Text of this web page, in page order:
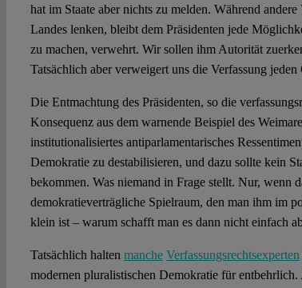
hat im Staate aber nichts zu melden. Während
Landes lenken, bleibt dem Präsidenten jede
zu machen, verwehrt. Wir sollen ihm Autorität
Tatsächlich aber verweigert uns die Verfassung jeden
Die Entmachtung des Präsidenten, so die
Konsequenz aus dem warnende Beispiel des
institutionalisiertes antiparlamentarisches
Demokratie zu destabilisieren, und dazu sollte kein
bekommen. Was niemand in Frage stellt. Nur, wenn
demokratieverträgliche Spielraum, den man ihm im
klein ist – warum schafft man es dann nicht einfach
Tatsächlich halten manche Verfassungsrechtsexperten
modernen pluralistischen Demokratie für